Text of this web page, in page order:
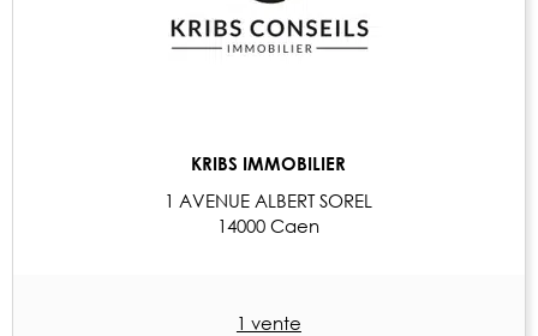
KRIBS IMMOBILIER
1 AVENUE ALBERT SOREL
14000 Caen
1 vente